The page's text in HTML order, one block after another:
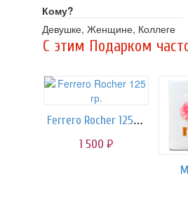
Кому?
Девушке, Женщине, Коллеге
C этим Подарком
Ferrero Rocher 125 гр.
1 500 руб.